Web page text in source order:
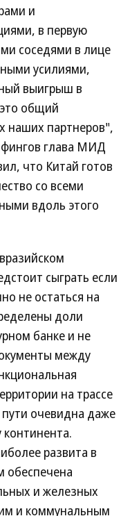
и
в первую
соседями в лице
усилиями,
выигрыш в
общий
наших партнеров",
глава МИД
что Китай готов
со всеми
вдоль этого
сыграть если
не остаться на
доли
банке и не
между
на трассе
очевидна даже
континента.
развита в
обеспечена
и железных
и коммунальным